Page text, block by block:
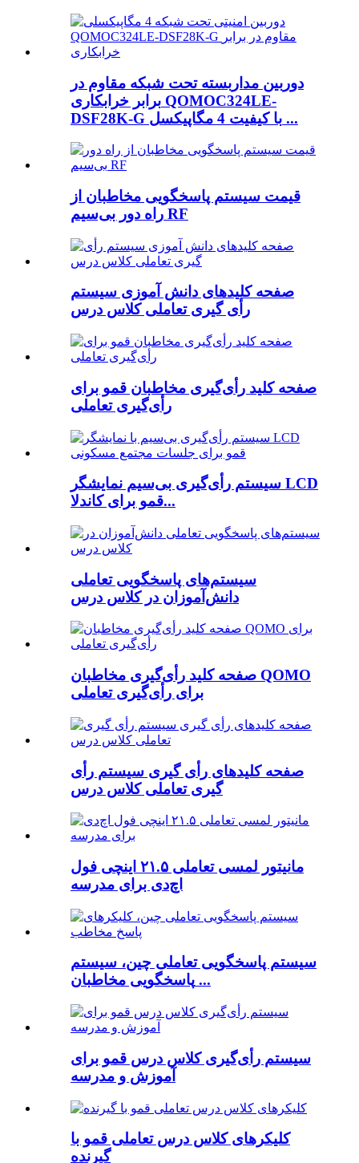
دوربین مداربسته تحت شبکه مقاوم در
برابر خرابکاری QOMOC324LE-
DSF28K-G با کیفیت 4 مگاپیکسل ...
قیمت سیستم پاسخگویی مخاطبان از
راه دور بی‌سیم RF
صفحه کلیدهای دانش آموزی سیستم
رأی گیری تعاملی کلاس درس
صفحه کلید رأی‌گیری مخاطبان قمو برای
رأی‌گیری تعاملی
سیستم رأی‌گیری بی‌سیم نمایشگر LCD
قمو برای کاندلا...
سیستم‌های پاسخگویی تعاملی
دانش‌آموزان در کلاس درس
صفحه کلید رأی‌گیری مخاطبان QOMO
برای رأی‌گیری تعاملی
صفحه کلیدهای رأی گیری سیستم رأی
گیری تعاملی کلاس درس
مانیتور لمسی تعاملی ۲۱.۵ اینچی فول
اچ‌دی برای مدرسه
سیستم پاسخگویی تعاملی چین، سیستم
پاسخگویی مخاطبان ...
سیستم رأی‌گیری کلاس درس قمو برای
آموزش و مدرسه
کلیکرهای کلاس درس تعاملی قمو با
گیرنده